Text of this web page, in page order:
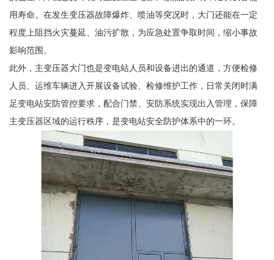
用寿命。在发生变压器故障爆炸、喷油等突况时，大门还能在一定
程度上阻挡火灾蔓延、油污扩散，为应急处置争取时间，缩小事故
影响范围。
此外，主变压器大门也是变电站人员和设备进出的通道，方便检修
人员、运维车辆进入开展设备试验、检修维护工作，日常关闭时满
足变电站安防管控要求，配合门禁、安防系统实现出入管理，保障
主变压器区域的运行秩序，是变电站安全防护体系中的一环。